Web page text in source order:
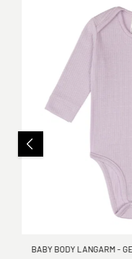
BABY BODY LANGARM -